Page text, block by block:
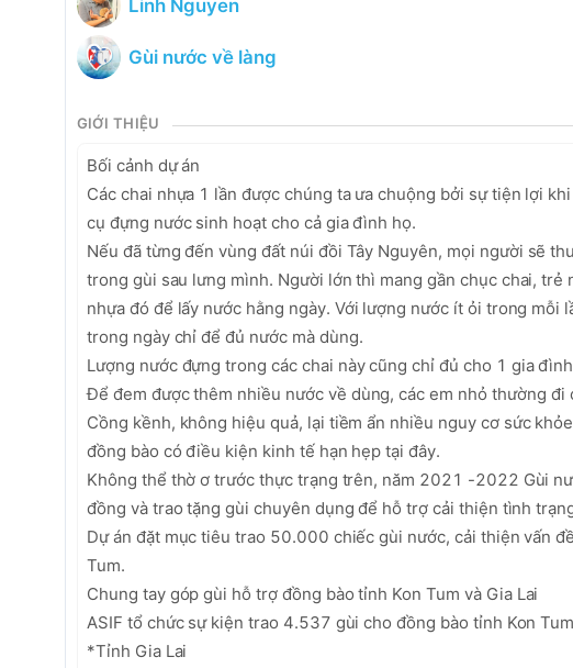
Linh Nguyen
Gùi nước về làng
GIỚI THIỆU
Bối cảnh dự án
Các chai nhựa 1 lần được chúng ta ưa chuộng bởi sự tiện lợi
cụ đựng nước sinh hoạt cho cả gia đình họ.
Nếu đã từng đến vùng đất núi đồi Tây Nguyên, mọi người sẽ
trong gùi sau lưng mình. Người lớn thì mang gần chục chai,
nhựa đó để lấy nước hằng ngày. Với lượng nước ít ỏi trong
trong ngày chỉ để đủ nước mà dùng.
Lượng nước đựng trong các chai này cũng chỉ đủ cho 1 gia
Để đem được thêm nhiều nước về dùng, các em nhỏ thường đi
Cồng kềnh, không hiệu quả, lại tiềm ẩn nhiều nguy cơ sức
đồng bào có điều kiện kinh tế hạn hẹp tại đây.
Không thể thờ ơ trước thực trạng trên, năm 2021 -2022 Gùi
đồng và trao tặng gùi chuyên dụng để hỗ trợ cải thiện tình
Dự án đặt mục tiêu trao 50.000 chiếc gùi nước, cải thiện vấn
Tum.
Chung tay góp gùi hỗ trợ đồng bào tỉnh Kon Tum và Gia Lai
ASIF tổ chức sự kiện trao 4.537 gùi cho đồng bào tỉnh Kon
*Tỉnh Gia Lai